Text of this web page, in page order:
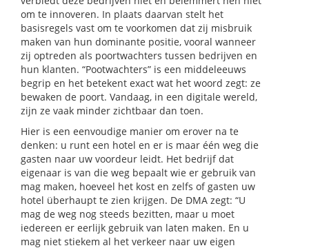
om te innoveren. In plaats daarvan stelt het
basisregels vast om te voorkomen dat zij misbruik
maken van hun dominante positie, vooral wanneer
zij optreden als poortwachters tussen bedrijven en
hun klanten. “Pootwachters” is een middeleeuws
begrip en het betekent exact wat het woord zegt: ze
bewaken de poort. Vandaag, in een digitale wereld,
zijn ze vaak minder zichtbaar dan toen.
Hier is een eenvoudige manier om erover na te
denken: u runt een hotel en er is maar één weg die
gasten naar uw voordeur leidt. Het bedrijf dat
eigenaar is van die weg bepaalt wie er gebruik van
mag maken, hoeveel het kost en zelfs of gasten uw
hotel überhaupt te zien krijgen. De DMA zegt: “U
mag de weg nog steeds bezitten, maar u moet
iedereen er eerlijk gebruik van laten maken. En u
mag niet stiekem al het verkeer naar uw eigen